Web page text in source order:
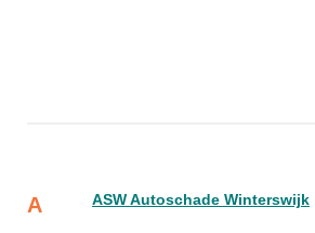
A ASW Autoschade Winterswijk